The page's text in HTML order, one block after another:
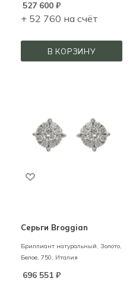
527 600 ₽
+ 52 760 на счёт
В КОРЗИНУ
Серьги Broggian
Бриллиант натуральный, Золото,
Белое, 750, Италия
696 551 ₽